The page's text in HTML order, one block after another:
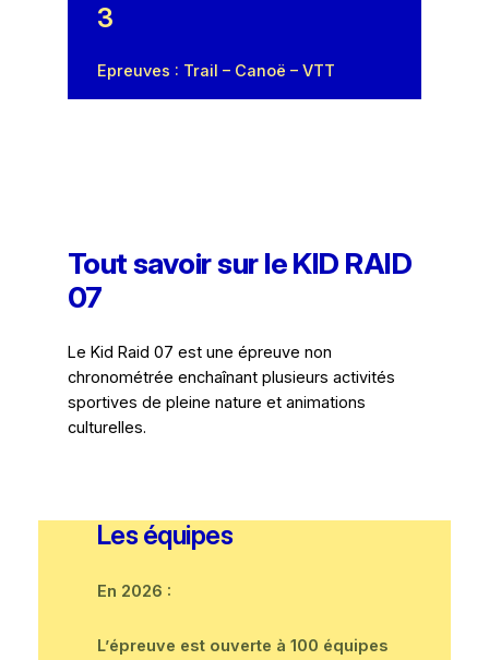
3
Epreuves : Trail – Canoë – VTT
Tout savoir sur le KID RAID
07
Le Kid Raid 07 est une épreuve non
chronométrée enchaînant plusieurs activités
sportives de pleine nature et animations
culturelles.
Les équipes
En 2026 :
L’épreuve est ouverte à 100 équipes